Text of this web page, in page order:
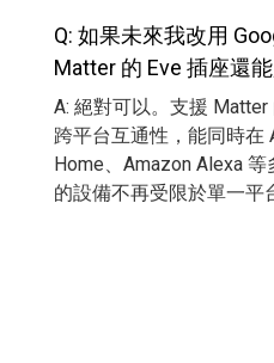
Q: 如果未來我改用
Matter 的 Eve 插座還
A: 絕對可以。支援
跨平台互通性，能同時在
Home、Amazon Alexa
的設備不再受限於單一平